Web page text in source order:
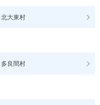
北大東村
多良間村